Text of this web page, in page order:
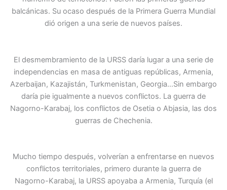
balcánicas. Su ocaso después de la Primera Guerra Mundial
dió origen a una serie de nuevos países.
El desmembramiento de la URSS daría lugar a una serie de
independencias en masa de antiguas repúblicas, Armenia,
Azerbaijan, Kazajistán, Turkmenistan, Georgia…Sin embargo
daría pie igualmente a nuevos conflictos. La guerra de
Nagorno-Karabaj, los conflictos de Osetia o Abjasia, las dos
guerras de Chechenia.
Mucho tiempo después, volverían a enfrentarse en nuevos
conflictos territoriales, primero durante la guerra de
Nagorno-Karabaj, la URSS apoyaba a Armenia, Turquía (el